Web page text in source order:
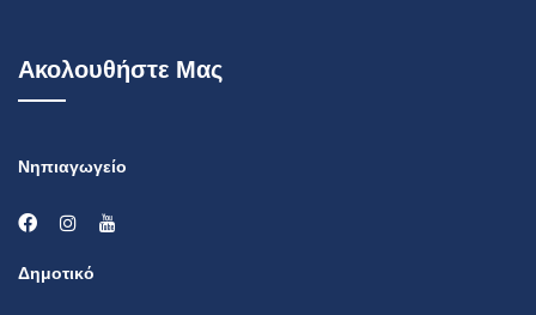
Ακολουθήστε Μας
Νηπιαγωγείο
Δημοτικό